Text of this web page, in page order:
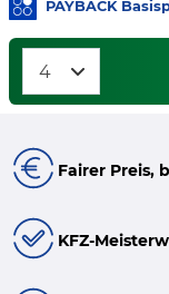
PAYBACK
Fairer Preis,
KFZ-